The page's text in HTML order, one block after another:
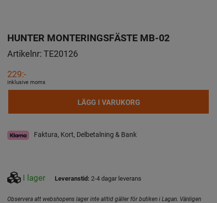
HUNTER MONTERINGSFÄSTE MB-02
Artikelnr: TE20126
229:-
inklusive moms
LÄGG I VARUKORG
Faktura, Kort, Delbetalning & Bank
I lager Leveranstid: 2-4 dagar leverans
Observera att webshopens lager inte alltid gäller för butiken i Lagan. Vänligen